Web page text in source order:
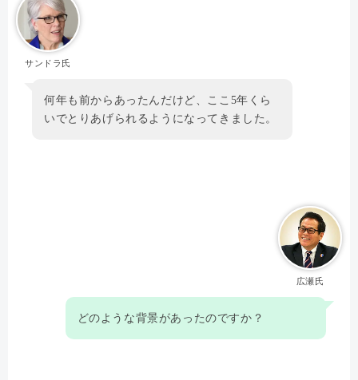
サンドラ氏
何年も前からあったんだけど、ここ5年くら
いでとりあげられるようになってきました。
広瀬氏
どのような背景があったのですか？